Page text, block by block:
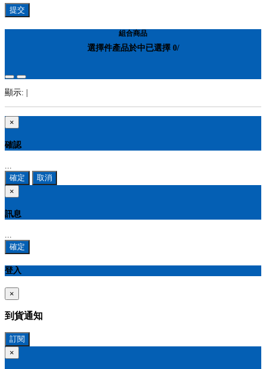
提交
組合商品
選擇件產品於中已選擇 0/
顯示:
×
確認
...
確定
取消
×
訊息
...
確定
登入
×
到貨通知
訂閱
×